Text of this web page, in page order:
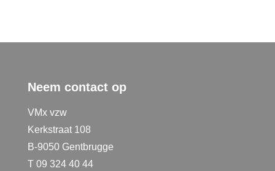
Neem contact op
VMx vzw
Kerkstraat 108
B-9050 Gentbrugge
T 09 324 40 44